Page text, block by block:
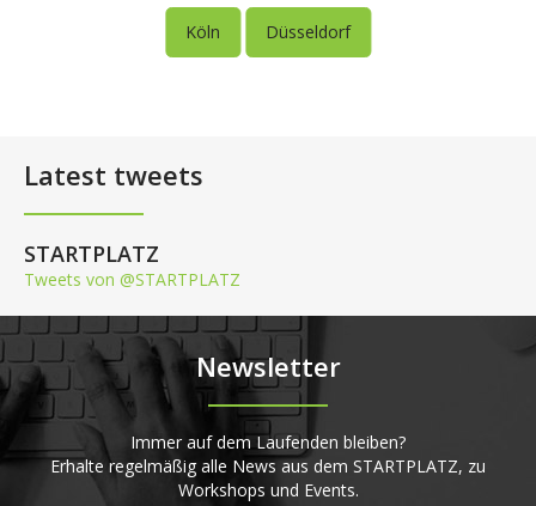
Köln Düsseldorf
Latest tweets
STARTPLATZ
Tweets von @STARTPLATZ
Newsletter
Immer auf dem Laufenden bleiben?
Erhalte regelmäßig alle News aus dem STARTPLATZ, zu
Workshops und Events.